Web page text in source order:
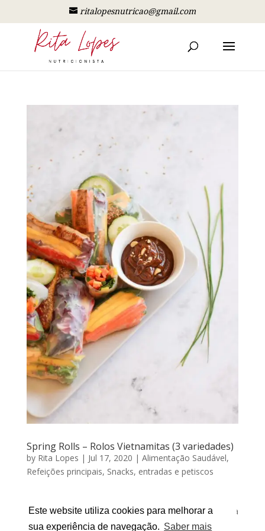
Este website utiliza cookies para melhorar a
sua experiência de navegação. Saber mais
ritalopesnutricao@gmail.com
Spring Rolls – Rolos Vietnamitas (3 variedades)
by Rita Lopes | Jul 17, 2020 | Alimentação Saudável,
Refeições principais, Snacks, entradas e petiscos
Por RITA LOPES | Julho 17, 2020 Sabem aquela receita
que querem experimentar há imenso tempo mas